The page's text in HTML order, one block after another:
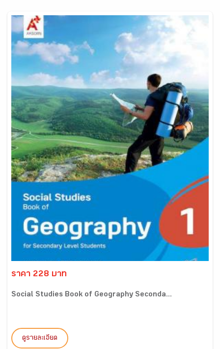
ราคา 228 บาท
Social Studies Book of Geography Seconda...
ดูรายละเอียด